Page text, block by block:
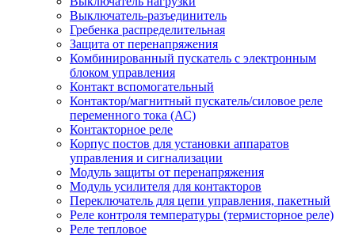
Выключатель-разъединитель
Гребенка распределительная
Защита от перенапряжения
Комбинированный пускатель с электронным
блоком управления
Контакт вспомогательный
Контактор/магнитный пускатель/силовое реле
переменного тока (АС)
Контакторное реле
Корпус постов для установки аппаратов
управления и сигнализации
Модуль защиты от перенапряжения
Модуль усилителя для контакторов
Переключатель для цепи управления, пакетный
Реле контроля температуры (термисторное реле)
Реле тепловое